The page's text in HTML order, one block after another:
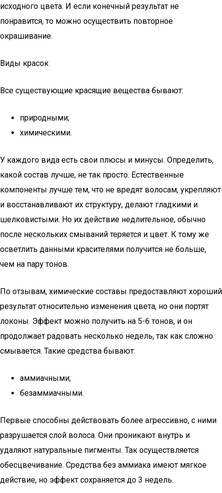
исходного цвета. И если конечный результат не
понравится, то можно осуществить повторное
окрашивание.
Виды красок
Все существующие красящие вещества бывают:
природными;
химическими.
У каждого вида есть свои плюсы и минусы. Определить,
какой состав лучше, не так просто. Естественные
компоненты лучше тем, что не вредят волосам, укрепляют
и восстанавливают их структуру, делают гладкими и
шелковистыми. Но их действие недлительное, обычно
после нескольких смываний теряется и цвет. К тому же
осветлить данными красителями получится не больше,
чем на пару тонов.
По отзывам, химические составы предоставляют хороший
результат относительно изменения цвета, но они портят
локоны. Эффект можно получить на 5-6 тонов, и он
продолжает радовать несколько недель, так как сложно
смывается. Такие средства бывают:
аммиачными;
безаммиачными.
Первые способны действовать более агрессивно, с ними
разрушается слой волоса. Они проникают внутрь и
удаляют натуральные пигменты. Так осуществляется
обесцвечивание. Средства без аммиака имеют мягкое
действие, но эффект сохраняется до 3 недель.